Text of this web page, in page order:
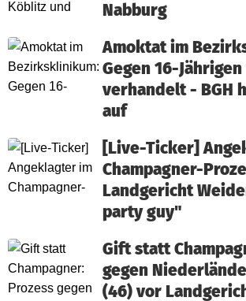
Nabburg
Amoktat im
Gegen 16-
verhandelt - BGH
auf
[Live-Ticker]
Champagner-
Landgericht
party guy"
Gift statt
gegen
(46) vor